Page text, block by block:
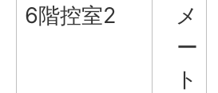
6階控室2
メ
ー
ト